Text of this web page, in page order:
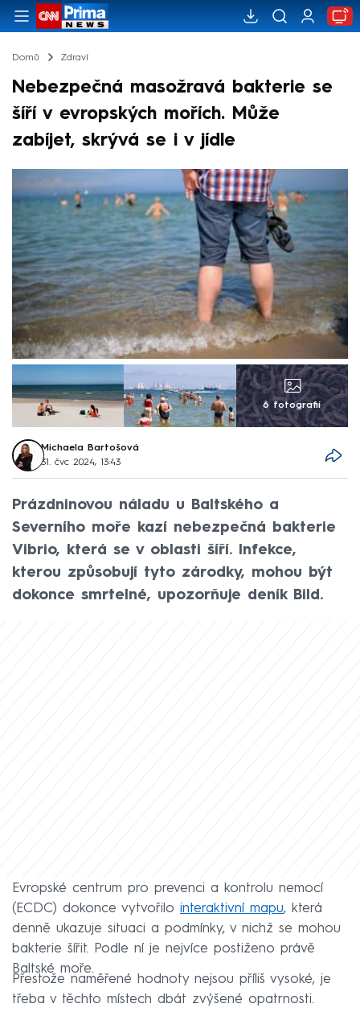
Domů Zdraví
Nebezpečná masožravá bakterie se
šíří v evropských mořích. Může
zabíjet, skrývá se i v jídle
6 fotografií
Michaela Bartošová
31. čvc 2024, 13:43
Prázdninovou náladu u Baltského a
Severního moře kazí nebezpečná bakterie
Vibrio, která se v oblasti šíří. Infekce,
kterou způsobují tyto zárodky, mohou být
dokonce smrtelné, upozorňuje deník Bild.
Evropské centrum pro prevenci a kontrolu nemocí
(ECDC) dokonce vytvořilo interaktivní mapu, která
denně ukazuje situaci a podmínky, v nichž se mohou
bakterie šířit. Podle ní je nejvíce postiženo právě
Baltské moře.
Přestože naměřené hodnoty nejsou příliš vysoké, je
třeba v těchto místech dbát zvýšené opatrnosti.